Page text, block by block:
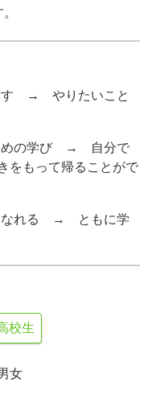
す → やりたいこと
めの学び → 自分で
をもって帰ることがで
なれる → ともに学
校生
女